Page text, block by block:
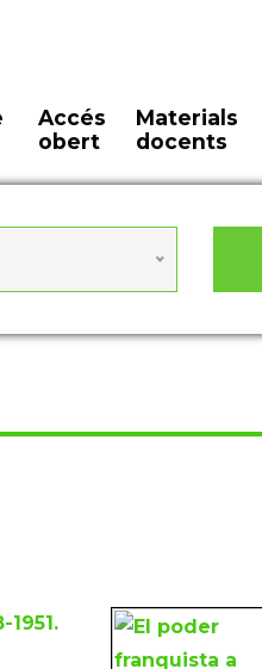
Accés
obert
Materials
docents